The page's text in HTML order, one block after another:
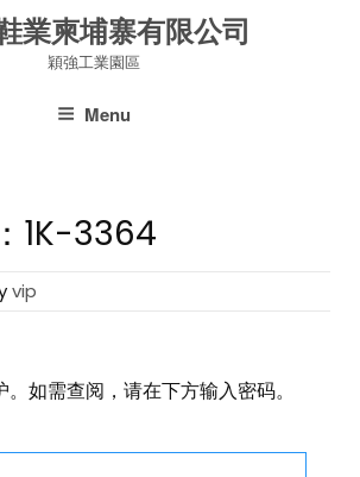
業柬埔寨有限公司
穎強工業園區
Menu
1K-3364
vip
如需查阅，请在下方输入密码。